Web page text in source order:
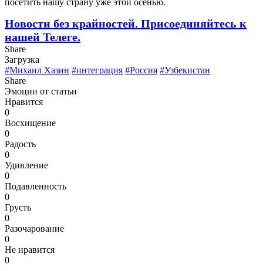
Новости без крайностей. Присоединяйтесь к
нашей Телеге.
Share
Загрузка
#Михаил Хазин #интеграция #Россия #Узбекистан
Share
Эмоции от статьи
Нравится
0
Восхищение
0
Радость
0
Удивление
0
Подавленность
0
Грусть
0
Разочарование
0
Не нравится
0